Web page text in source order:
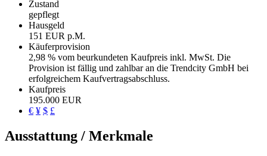
Zustand
gepflegt
Hausgeld
151 EUR p.M.
Käufer­provision
2,98 % vom beurkundeten Kaufpreis inkl. MwSt. Die
Provision ist fällig und zahlbar an die Trendcity GmbH bei
erfolgreichem Kaufvertragsabschluss.
Kaufpreis
195.000 EUR
€ ¥ $ £
Ausstattung / Merkmale